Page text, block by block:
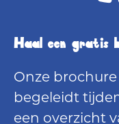
Haal een gratis
Onze
begeleidt
een overzicht